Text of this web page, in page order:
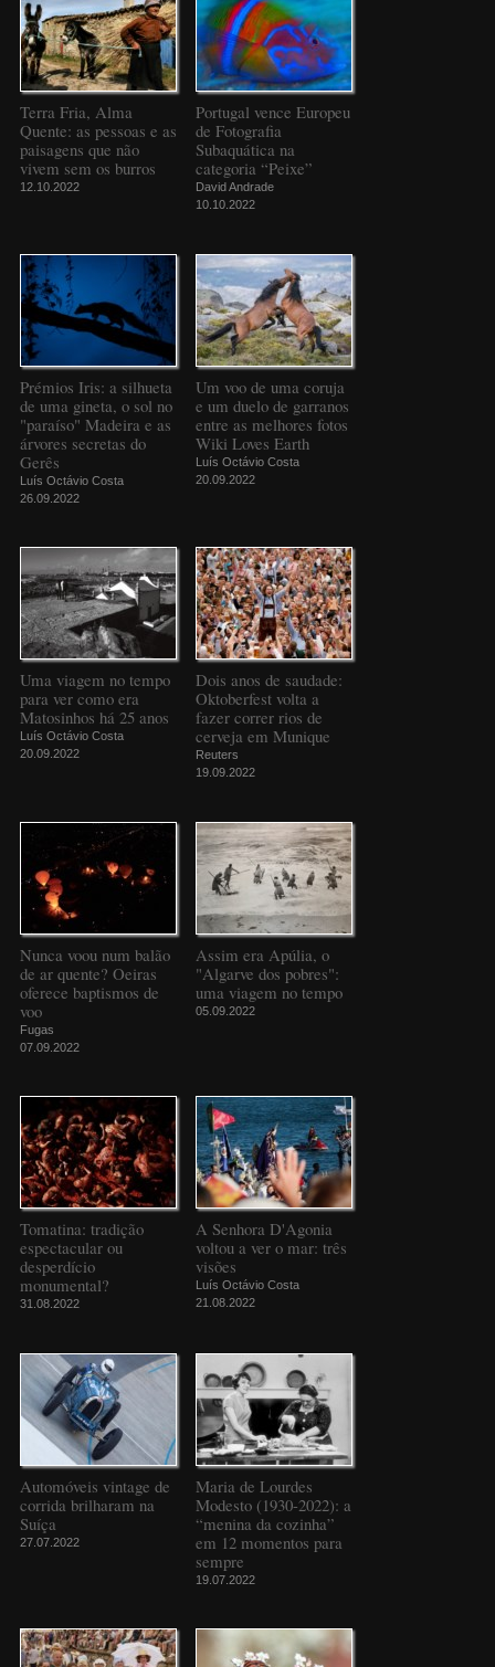
Terra Fria, Alma
Quente: as pessoas e as
paisagens que não
vivem sem os burros
12.10.2022
Portugal vence Europeu
de Fotografia
Subaquática na
categoria “Peixe”
David Andrade
10.10.2022
Prémios Iris: a silhueta
de uma gineta, o sol no
"paraíso" Madeira e as
árvores secretas do
Gerês
Luís Octávio Costa
26.09.2022
Um voo de uma coruja
e um duelo de garranos
entre as melhores fotos
Wiki Loves Earth
Luís Octávio Costa
20.09.2022
Uma viagem no tempo
para ver como era
Matosinhos há 25 anos
Luís Octávio Costa
20.09.2022
Dois anos de saudade:
Oktoberfest volta a
fazer correr rios de
cerveja em Munique
Reuters
19.09.2022
Nunca voou num balão
de ar quente? Oeiras
oferece baptismos de
voo
Fugas
07.09.2022
Assim era Apúlia, o
"Algarve dos pobres":
uma viagem no tempo
05.09.2022
Tomatina: tradição
espectacular ou
desperdício
monumental?
31.08.2022
A Senhora D'Agonia
voltou a ver o mar: três
visões
Luís Octávio Costa
21.08.2022
Automóveis vintage de
corrida brilharam na
Suíça
27.07.2022
Maria de Lourdes
Modesto (1930-2022): a
“menina da cozinha”
em 12 momentos para
sempre
19.07.2022